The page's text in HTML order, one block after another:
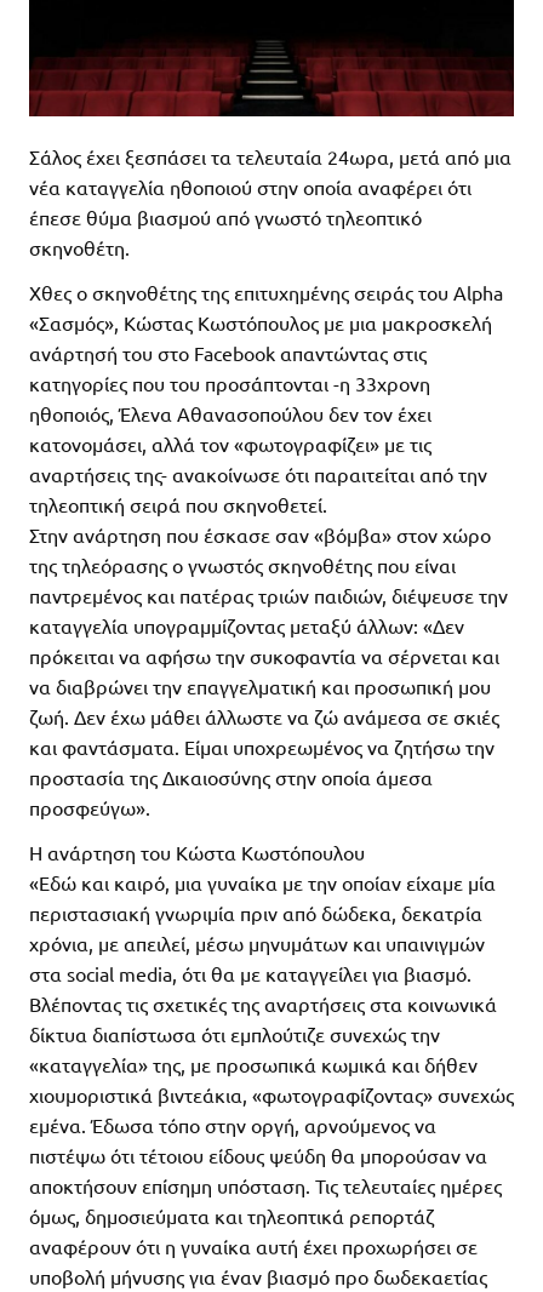
Σάλος έχει ξεσπάσει τα τελευταία 24ωρα, μετά από μια
νέα καταγγελία ηθοποιού στην οποία αναφέρει ότι
έπεσε θύμα βιασμού από γνωστό τηλεοπτικό
σκηνοθέτη.
Χθες ο σκηνοθέτης της επιτυχημένης σειράς του Alpha
«Σασμός», Κώστας Κωστόπουλος με μια μακροσκελή
ανάρτησή του στο Facebook απαντώντας στις
κατηγορίες που του προσάπτονται -η 33χρονη
ηθοποιός, Έλενα Αθανασοπούλου δεν τον έχει
κατονομάσει, αλλά τον «φωτογραφίζει» με τις
αναρτήσεις της- ανακοίνωσε ότι παραιτείται από την
τηλεοπτική σειρά που σκηνοθετεί.
Στην ανάρτηση που έσκασε σαν «βόμβα» στον χώρο
της τηλεόρασης ο γνωστός σκηνοθέτης που είναι
παντρεμένος και πατέρας τριών παιδιών, διέψευσε την
καταγγελία υπογραμμίζοντας μεταξύ άλλων: «Δεν
πρόκειται να αφήσω την συκοφαντία να σέρνεται και
να διαβρώνει την επαγγελματική και προσωπική μου
ζωή. Δεν έχω μάθει άλλωστε να ζώ ανάμεσα σε σκιές
και φαντάσματα. Είμαι υποχρεωμένος να ζητήσω την
προστασία της Δικαιοσύνης στην οποία άμεσα
προσφεύγω».
Η ανάρτηση του Κώστα Κωστόπουλου
«Εδώ και καιρό, μια γυναίκα με την οποίαν είχαμε μία
περιστασιακή γνωριμία πριν από δώδεκα, δεκατρία
χρόνια, με απειλεί, μέσω μηνυμάτων και υπαινιγμών
στα social media, ότι θα με καταγγείλει για βιασμό.
Βλέποντας τις σχετικές της αναρτήσεις στα κοινωνικά
δίκτυα διαπίστωσα ότι εμπλούτιζε συνεχώς την
«καταγγελία» της, με προσωπικά κωμικά και δήθεν
χιουμοριστικά βιντεάκια, «φωτογραφίζοντας» συνεχώς
εμένα. Έδωσα τόπο στην οργή, αρνούμενος να
πιστέψω ότι τέτοιου είδους ψεύδη θα μπορούσαν να
αποκτήσουν επίσημη υπόσταση. Τις τελευταίες ημέρες
όμως, δημοσιεύματα και τηλεοπτικά ρεπορτάζ
αναφέρουν ότι η γυναίκα αυτή έχει προχωρήσει σε
υποβολή μήνυσης για έναν βιασμό προ δωδεκαετίας